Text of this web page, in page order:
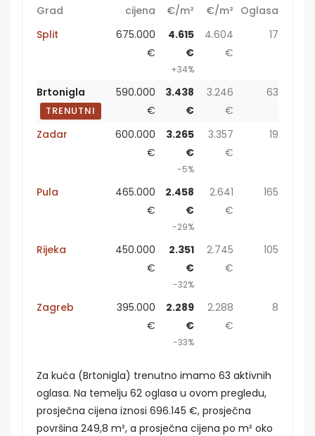
Grad cijena €/m² €/m² Oglasa
Split
675.000
€
4.615
€
+34%
4.604
€
17
Brtonigla
TRENUTNI
590.000
€
3.438
€
3.246
€
63
Zadar
600.000
€
3.265
€
-5%
3.357
€
19
Pula
465.000
€
2.458
€
-29%
2.641
€
165
Rijeka
450.000
€
2.351
€
-32%
2.745
€
105
Zagreb
395.000
€
2.289
€
-33%
2.288
€
8
Za kuća (Brtonigla) trenutno imamo 63 aktivnih
oglasa. Na temelju 62 oglasa u ovom pregledu,
prosječna cijena iznosi 696.145 €, prosječna
površina 249,8 m², a prosječna cijena po m² oko